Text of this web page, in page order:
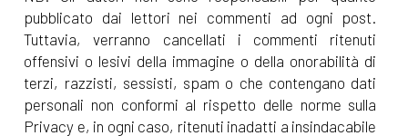
pubblicato dai lettori nei commenti ad ogni post.
Tuttavia, verranno cancellati i commenti ritenuti
offensivi o lesivi della immagine o della onorabilità di
terzi, razzisti, sessisti, spam o che contengano dati
personali non conformi al rispetto delle norme sulla
Privacy e, in ogni caso, ritenuti inadatti a insindacabile